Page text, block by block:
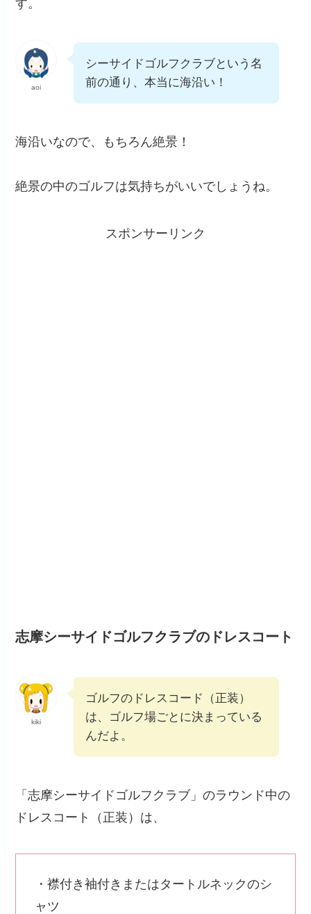
す。
aoi
シーサイドゴルフクラブという名
前の通り、本当に海沿い！
海沿いなので、もちろん絶景！
絶景の中のゴルフは気持ちがいいでしょうね。
スポンサーリンク
志摩シーサイドゴルフクラブのドレスコート
kiki
ゴルフのドレスコード（正装）
は、ゴルフ場ごとに決まっている
んだよ。
「志摩シーサイドゴルフクラブ」のラウンド中の
ドレスコート（正装）は、
・襟付き袖付きまたはタートルネックのシ
ャツ